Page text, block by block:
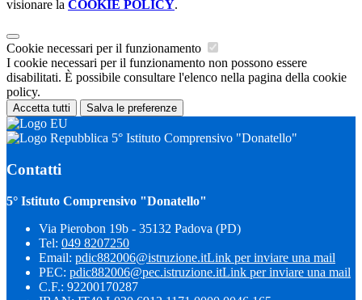
visionare la COOKIE POLICY.
Cookie necessari per il funzionamento
I cookie necessari per il funzionamento non possono essere
disabilitati. È possibile consultare l'elenco nella pagina della cookie
policy.
Accetta tutti Salva le preferenze
5° Istituto Comprensivo "Donatello"
Contatti
5° Istituto Comprensivo "Donatello"
Via Pierobon 19b - 35132 Padova (PD)
Tel: 049 8207250
Email: pdic882006@istruzione.itLink per inviare una mail
PEC: pdic882006@pec.istruzione.itLink per inviare una mail
C.F.: 92200170287